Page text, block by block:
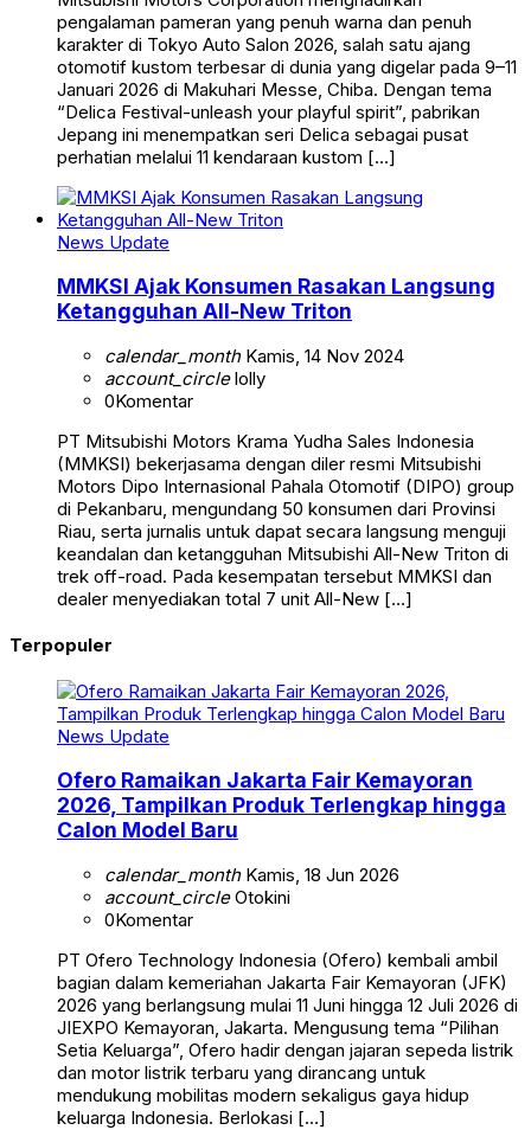
pengalaman pameran yang penuh warna dan penuh
karakter di Tokyo Auto Salon 2026, salah satu ajang
otomotif kustom terbesar di dunia yang digelar pada 9–11
Januari 2026 di Makuhari Messe, Chiba. Dengan tema
“Delica Festival-unleash your playful spirit”, pabrikan
Jepang ini menempatkan seri Delica sebagai pusat
perhatian melalui 11 kendaraan kustom […]
News Update
MMKSI Ajak Konsumen Rasakan Langsung
Ketangguhan All-New Triton
calendar_monthKamis, 14 Nov 2024
account_circlelolly
0Komentar
PT Mitsubishi Motors Krama Yudha Sales Indonesia
(MMKSI) bekerjasama dengan diler resmi Mitsubishi
Motors Dipo Internasional Pahala Otomotif (DIPO) group
di Pekanbaru, mengundang 50 konsumen dari Provinsi
Riau, serta jurnalis untuk dapat secara langsung menguji
keandalan dan ketangguhan Mitsubishi All-New Triton di
trek off-road. Pada kesempatan tersebut MMKSI dan
dealer menyediakan total 7 unit All-New […]
Terpopuler
News Update
Ofero Ramaikan Jakarta Fair Kemayoran
2026, Tampilkan Produk Terlengkap hingga
Calon Model Baru
calendar_monthKamis, 18 Jun 2026
account_circleOtokini
0Komentar
PT Ofero Technology Indonesia (Ofero) kembali ambil
bagian dalam kemeriahan Jakarta Fair Kemayoran (JFK)
2026 yang berlangsung mulai 11 Juni hingga 12 Juli 2026 di
JIEXPO Kemayoran, Jakarta. Mengusung tema “Pilihan
Setia Keluarga”, Ofero hadir dengan jajaran sepeda listrik
dan motor listrik terbaru yang dirancang untuk
mendukung mobilitas modern sekaligus gaya hidup
keluarga Indonesia. Berlokasi […]